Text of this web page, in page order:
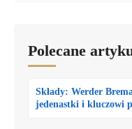
Polecane
Składy: Werder
jedenastki i kluczowi